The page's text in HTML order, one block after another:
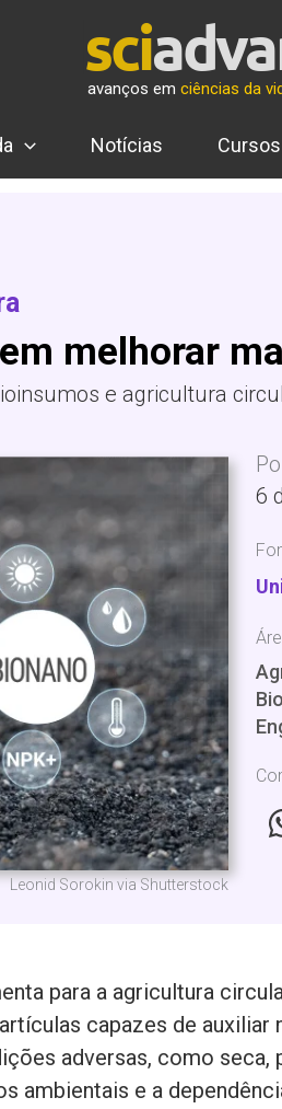
avanços em ciências da
Notícias Cursos
melhorar
e agricultura
Leonid Sorokin via Shutterstock
6
para a agricultura
capazes de auxiliar
adversas, como seca,
ambientais e a